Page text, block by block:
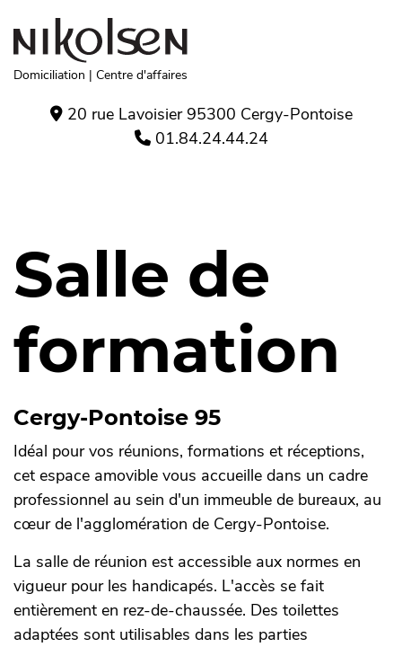
Domiciliation | Centre d'affaires
20 rue Lavoisier 95300 Cergy-Pontoise
01.84.24.44.24
Salle de
formation
Cergy-Pontoise 95
Idéal pour vos réunions, formations et réceptions,
cet espace amovible vous accueille dans un cadre
professionnel au sein d'un immeuble de bureaux, au
cœurde l'agglomération de Cergy-Pontoise.
La salle de réunion est accessible aux normes en
vigueur pour les handicapés. L'accès se fait
entièrement en rez-de-chaussée. Des toilettes
adaptées sont utilisables dans les parties